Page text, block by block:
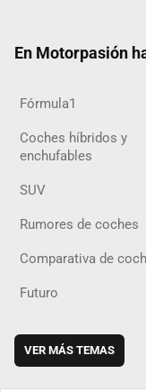
En Motorpasión
Fórmula1
Coches híbridos y
enchufables
SUV
Rumores de coches
Comparativa de
Futuro
VER MÁS TEMAS